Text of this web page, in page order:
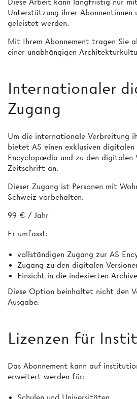
Diese Arbeit kann langfristig nur
Unterstützung ihrer Abonnentinnen
geleistet werden.
Mit Ihrem Abonnement tragen Sie
einer unabhängigen
Internationaler
Zugang
Um die internationale Verbreitung
bietet AS einen exklusiven digitalen
Encyclopædia und zu den digitalen
Zeitschrift an.
Dieser Zugang ist Personen mit
Schweiz vorbehalten.
99 € / Jahr
Er umfasst:
vollständigen Zugang zur AS
Zugang zu den digitalen
Einsicht in die indexierten Archive
Diese Option beinhaltet nicht den
Ausgabe.
Lizenzen für
Das Abonnement kann auf
erweitert werden für: